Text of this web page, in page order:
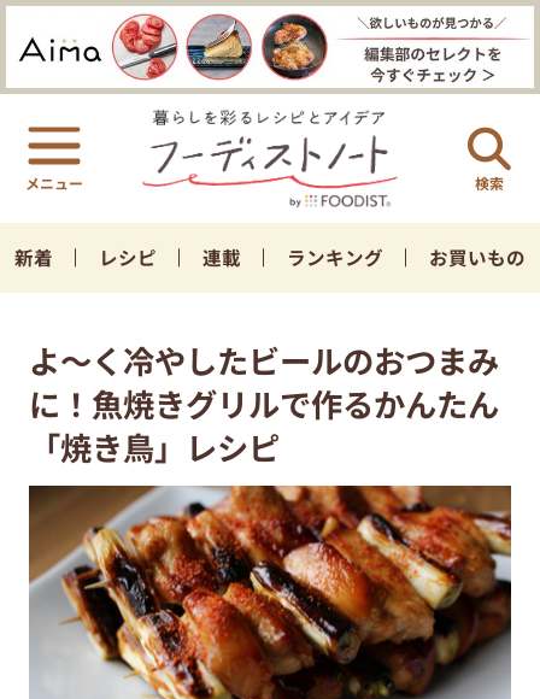
検索
新着 レシピ 連載 ランキング お買いもの
よ～く冷やしたビールのおつまみ
に！魚焼きグリルで作るかんたん
「焼き鳥」レシピ